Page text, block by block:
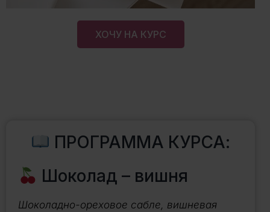
ХОЧУ НА КУРС
ПРОГРАММА КУРСА:
Шоколад – вишня
Шоколадно-ореховое сабле, вишневая